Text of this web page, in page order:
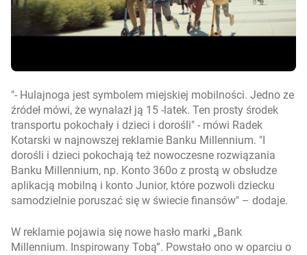
- Hulajnoga jest symbolem miejskiej mobilności. Jedno ze
źródeł mówi, że wynalazł ją 15 -latek. Ten prosty środek
transportu pokochały i dzieci i dorośli - mówi Radek
Kotarski w najnowszej reklamie Banku Millennium.
dorośli i dzieci pokochają też nowoczesne rozwiązania
Banku Millennium, np. Konto 360o z prostą w obsłudze
aplikacją mobilną i konto Junior, które pozwoli dziecku
samodzielnie poruszać się w świecie finansów – dodaje.
W reklamie pojawia się nowe hasło marki „Bank
Millennium. Inspirowany Tobą”. Powstało ono w oparciu o